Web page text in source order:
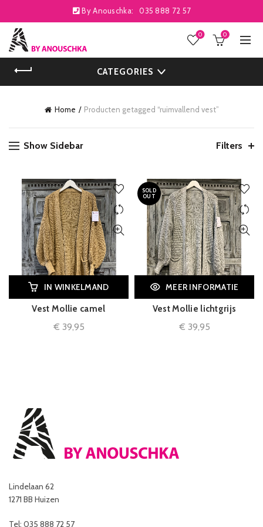
By Anouschka: 035 888 72 57
0 0
CATEGORIES
Home Producten getagged “ruimvallend vest”
Show Sidebar Filters
IN WINKELMAND
Vest Mollie camel
€ 39,95
SOLD
OUT
MEER INFORMATIE
Vest Mollie lichtgrijs
€ 39,95
Lindelaan 62
1271 BB Huizen
Tel: 035 888 72 57